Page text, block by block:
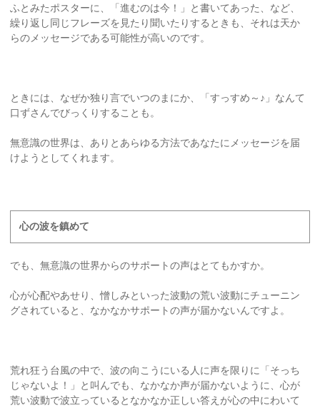
ふとみたポスターに、「進むのは今！」と書いてあった、など、
繰り返し同じフレーズを見たり聞いたりするときも、それは天か
らのメッセージである可能性が高いのです。
ときには、なぜか独り言でいつのまにか、「すっすめ～♪」なんて
口ずさんでびっくりすることも。
無意識の世界は、ありとあらゆる方法であなたにメッセージを届
けようとしてくれます。
心の波を鎮めて
でも、無意識の世界からのサポートの声はとてもかすか。
心が心配やあせり、憎しみといった波動の荒い波動にチューニン
グされていると、なかなかサポートの声が届かないんですよ。
荒れ狂う台風の中で、波の向こうにいる人に声を限りに「そっち
じゃないよ！」と叫んでも、なかなか声が届かないように、心が
荒い波動で波立っているとなかなか正しい答えが心の中にわいて